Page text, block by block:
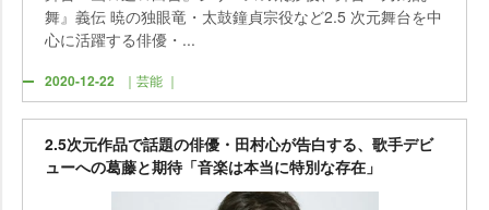
舞』義伝 暁の独眼竜・太鼓鐘貞宗役など2.5 次元舞台を中
心に活躍する俳優・...
2020-12-22 ｜芸能 ｜
2.5次元作品で話題の俳優・田村心が告白する、歌手デビ
ューへの葛藤と期待「音楽は本当に特別な存在」